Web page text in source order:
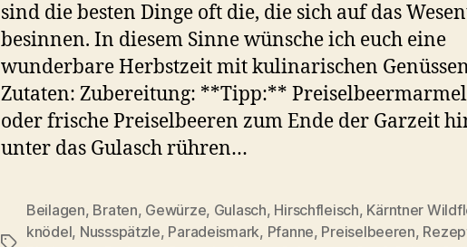
sind die besten Dinge oft die, die sich auf das
besinnen. In diesem Sinne wünsche ich euch eine
wunderbare Herbstzeit mit kulinarischen
Zutaten: Zubereitung: **Tipp:**
oder frische Preiselbeeren zum Ende der Garzeit
unter das Gulasch rühren…
Beilagen, Braten, Gewürze, Gulasch, Hirschfleisch, Kärntner
knödel, Nussspätzle, Paradeismark, Pfanne, Preiselbeeren,